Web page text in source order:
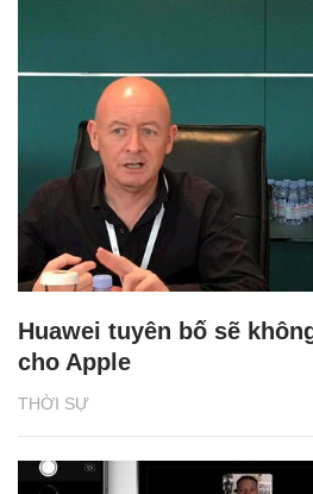
THỜI SỰ
Huawei tuyên bố sẽ
cho Apple